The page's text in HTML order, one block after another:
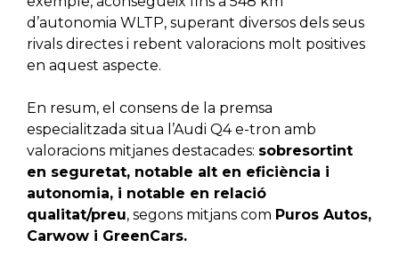
d’autonomia WLTP, superant diversos dels seus
rivals directes i rebent valoracions molt positives
en aquest aspecte.
En resum, el consens de la premsa
especialitzada situa l’Audi Q4 e-tron amb
valoracions mitjanes destacades: sobresortint
en seguretat, notable alt en eficiència i
autonomia, i notable en relació
qualitat/preu, segons mitjans com Puros Autos,
Carwow i GreenCars.